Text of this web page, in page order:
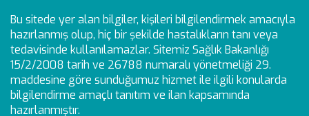
Bu sitede yer alan bilgiler, kişileri bilgilendirmek amacıyla
hazırlanmış olup, hiç bir şekilde hastalıkların tanı veya
tedavisinde kullanılamazlar. Sitemiz Sağlık Bakanlığı
15/2/2008 tarih ve 26788 numaralı yönetmeliği 29.
maddesine göre sunduğumuz hizmet ile ilgili konularda
bilgilendirme amaçlı tanıtım ve ilan kapsamında
hazırlanmıştır.